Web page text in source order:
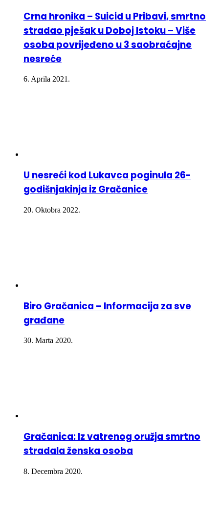
Crna hronika – Suicid u Pribavi, smrtno
stradao pješak u Doboj Istoku – Više
osoba povrijeđeno u 3 saobraćajne
nesreće
6. Aprila 2021.
U nesreći kod Lukavca poginula 26-
godišnjakinja iz Gračanice
20. Oktobra 2022.
Biro Gračanica – Informacija za sve
građane
30. Marta 2020.
Gračanica: Iz vatrenog oružja smrtno
stradala ženska osoba
8. Decembra 2020.